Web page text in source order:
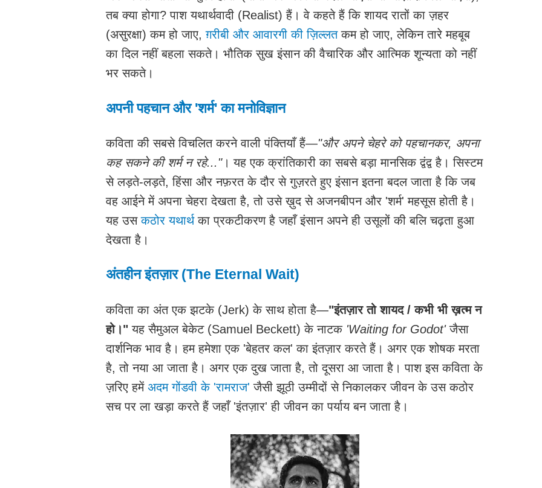
तब क्या होगा? पाश यथार्थवादी (Realist) हैं। वे कहते हैं कि शायद रातों का ज़हर
(असुरक्षा) कम हो जाए,ग़रीबी और आवारगी की ज़िल्लतकम हो जाए, लेकिन तारे महबूब
का दिल नहीं बहला सकते। भौतिक सुख इंसान की वैचारिक और आत्मिक शून्यता को नहीं
भर सकते।
अपनी पहचान और 'शर्म' का मनोविज्ञान
कविता की सबसे विचलित करने वाली पंक्तियाँ हैं—"और अपने चेहरे को पहचानकर, अपना
कह सकने की शर्म न रहे..."। यह एक क्रांतिकारी का सबसे बड़ा मानसिक द्वंद्व है। सिस्टम
से लड़ते-लड़ते, हिंसा और नफ़रत के दौर से गुज़रते हुए इंसान इतना बदल जाता है कि जब
वह आईने में अपना चेहरा देखता है, तो उसे ख़ुद से अजनबीपन और 'शर्म' महसूस होती है।
यह उसकठोर यथार्थका प्रकटीकरण है जहाँ इंसान अपने ही उसूलों की बलि चढ़ता हुआ
देखता है।
अंतहीन इंतज़ार (The Eternal Wait)
कविता का अंत एक झटके (Jerk) के साथ होता है—"इंतज़ार तो शायद / कभी भी ख़त्म न
हो।"यह सैमुअल बेकेट (Samuel Beckett) के नाटक 'Waiting for Godot'जैसा
दार्शनिक भाव है। हम हमेशा एक 'बेहतर कल' का इंतज़ार करते हैं। अगर एक शोषक मरता
है, तो नया आ जाता है। अगर एक दुख जाता है, तो दूसरा आ जाता है। पाश इस कविता के
ज़रिए हमें अदम गोंडवी के 'रामराज' जैसी झूठी उम्मीदों से निकालकर जीवन के उस कठोर
सच पर ला खड़ा करते हैं जहाँ 'इंतज़ार' ही जीवन का पर्याय बन जाता है।